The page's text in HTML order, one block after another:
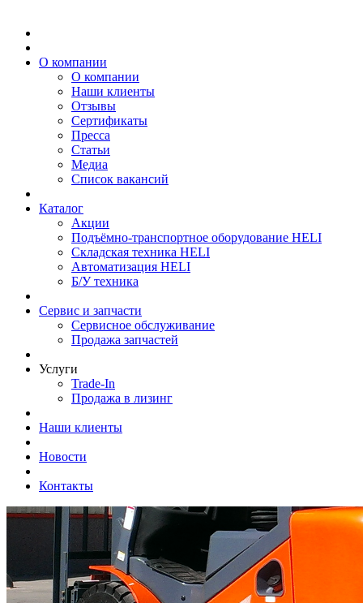
О компании
О компании
Наши клиенты
Отзывы
Сертификаты
Пресса
Статьи
Медиа
Список вакансий
Каталог
Акции
Подъёмно-транспортное оборудование HELI
Складская техника HELI
Автоматизация HELI
Б/У техника
Сервис и запчасти
Сервисное обслуживание
Продажа запчастей
Услуги
Trade-In
Продажа в лизинг
Наши клиенты
Новости
Контакты